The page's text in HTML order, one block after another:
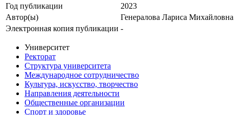
Год публикации
2023
Автор(ы)
Генералова Лариса Михайловна
Электронная копия публикации -
Университет
Ректорат
Структура университета
Международное сотрудничество
Культура, искусство, творчество
Направления деятельности
Общественные организации
Спорт и здоровье